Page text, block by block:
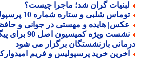
گران شد؛ ماجرا چیست؟
شلبی و ستاره شماره 10 پرسپولیس!
هایده و مهستی در جوانی و حافظیه
نشست ویژه کمیسیون
بازنشستگان برگزار می شود
خرید پرسپولیس و فریم